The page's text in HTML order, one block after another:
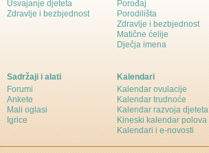
Usvajanje djeteta
Zdravlje i bezbjednost
Porođaj
Porodilišta
Zdravlje i bezbjednost
Matične ćelije
Dječja imena
Sadržaji i alati
Forumi
Ankete
Mali oglasi
Igrice
Kalendari
Kalendar ovulacije
Kalendar trudnoće
Kalendar razvoja djeteta
Kineski kalendar polova
Kalendari i e-novosti